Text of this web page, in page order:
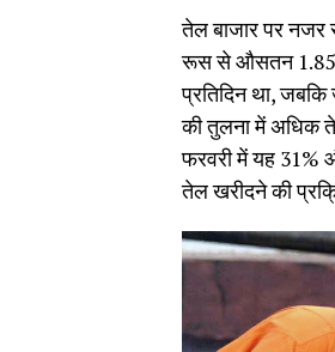
तेल बाजार पर नजर
रूस से औसतन 1.85
प्रतिदिन था,
की तुलना में अधिक
फरवरी में यह 31%
तेल खरीदने की